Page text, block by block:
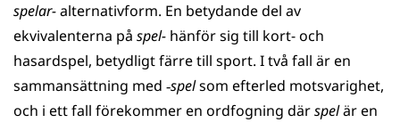
spelar-alternativform. En betydande del av
ekvivalenterna på spel- hänför sig till kort- och
hasardspel, betydligt färre till sport. I två fall är en
sammansättning med ‑spelsom efterled motsvarighet,
och i ett fall förekommer en ordfogning därspelär en